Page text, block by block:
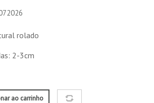
rolado
2-3cm
ao carrinho
€
característica para comparar